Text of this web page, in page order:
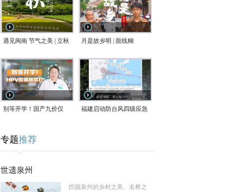
遇见闽南 节气之美 | 立秋 月是故乡明 | 面线糊
别等开学！国产九价仅
紧打
福建启动防台风四级应急
专题推荐
世遗泉州
挖掘泉州的乡村之美、名桥之